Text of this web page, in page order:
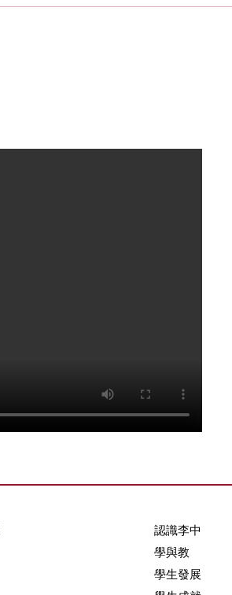
認識李中
學與教
學生發展